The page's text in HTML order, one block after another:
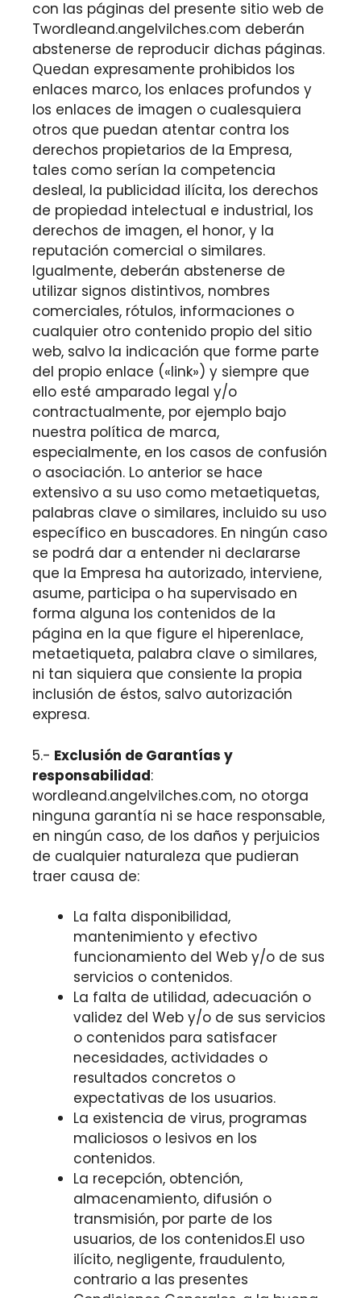
con las páginas del presente sitio web de
Twordleand.angelvilches.com deberán
abstenerse de reproducir dichas páginas.
Quedan expresamente prohibidos los
enlaces marco, los enlaces profundos y
los enlaces de imagen o cualesquiera
otros que puedan atentar contra los
derechos propietarios de la Empresa,
tales como serían la competencia
desleal, la publicidad ilícita, los derechos
de propiedad intelectual e industrial, los
derechos de imagen, el honor, y la
reputación comercial o similares.
Igualmente, deberán abstenerse de
utilizar signos distintivos, nombres
comerciales, rótulos, informaciones o
cualquier otro contenido propio del sitio
web, salvo la indicación que forme parte
del propio enlace («link») y siempre que
ello esté amparado legal y/o
contractualmente, por ejemplo bajo
nuestra política de marca,
especialmente, en los casos de confusión
o asociación. Lo anterior se hace
extensivo a su uso como metaetiquetas,
palabras clave o similares, incluido su uso
específico en buscadores. En ningún caso
se podrá dar a entender ni declararse
que la Empresa ha autorizado, interviene,
asume, participa o ha supervisado en
forma alguna los contenidos de la
página en la que figure el hiperenlace,
metaetiqueta, palabra clave o similares,
ni tan siquiera que consiente la propia
inclusión de éstos, salvo autorización
expresa.
5.- Exclusión de Garantías y
responsabilidad:
wordleand.angelvilches.com, no otorga
ninguna garantía ni se hace responsable,
en ningún caso, de los daños y perjuicios
de cualquier naturaleza que pudieran
traer causa de:
La falta disponibilidad,
mantenimiento y efectivo
funcionamiento del Web y/o de sus
servicios o contenidos.
La falta de utilidad, adecuación o
validez del Web y/o de sus servicios
o contenidos para satisfacer
necesidades, actividades o
resultados concretos o
expectativas de los usuarios.
La existencia de virus, programas
maliciosos o lesivos en los
contenidos.
La recepción, obtención,
almacenamiento, difusión o
transmisión, por parte de los
usuarios, de los contenidos.El uso
ilícito, negligente, fraudulento,
contrario a las presentes